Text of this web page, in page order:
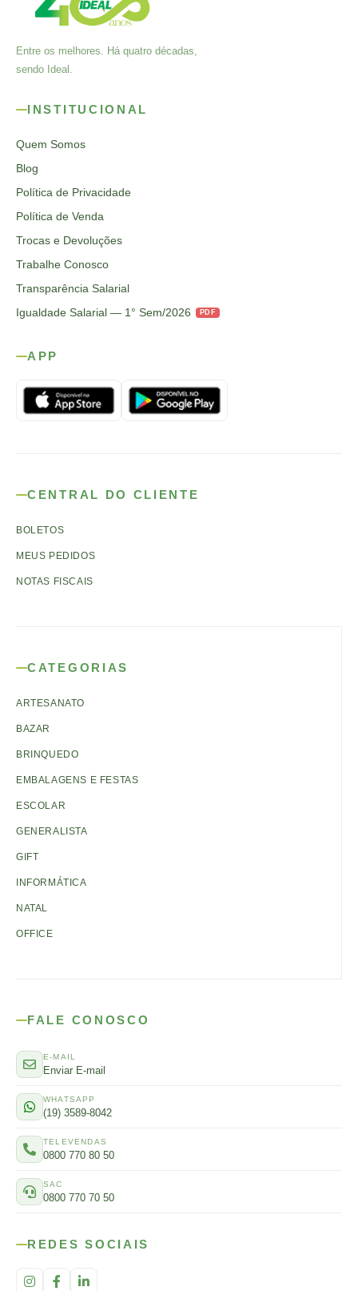
Entre os melhores. Há quatro décadas,
sendo Ideal.
INSTITUCIONAL
Quem Somos
Blog
Política de Privacidade
Política de Venda
Trocas e Devoluções
Trabalhe Conosco
Transparência Salarial
Igualdade Salarial — 1° Sem/2026
PDF
APP
CENTRAL DO CLIENTE
BOLETOS
MEUS PEDIDOS
NOTAS FISCAIS
CATEGORIAS
ARTESANATO
BAZAR
BRINQUEDO
EMBALAGENS E FESTAS
ESCOLAR
GENERALISTA
GIFT
INFORMÁTICA
NATAL
OFFICE
FALE CONOSCO
E-MAIL
Enviar E-mail
WHATSAPP
(19) 3589-8042
TELEVENDAS
0800 770 80 50
SAC
0800 770 70 50
REDES SOCIAIS